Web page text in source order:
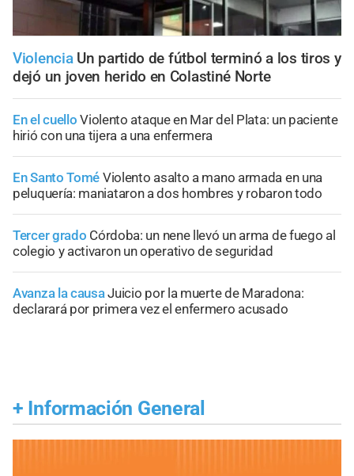
Violencia Un partido de fútbol terminó a los tiros y
dejó un joven herido en Colastiné Norte
En el cuello Violento ataque en Mar del Plata: un paciente
hirió con una tijera a una enfermera
En Santo Tomé Violento asalto a mano armada en una
peluquería: maniataron a dos hombres y robaron todo
Tercer grado Córdoba: un nene llevó un arma de fuego al
colegio y activaron un operativo de seguridad
Avanza la causaJuicio por la muerte de Maradona:
declarará por primera vez el enfermero acusado
+ Información General